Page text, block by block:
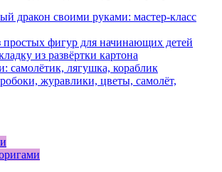
дракон своими руками: мастер-класс
простых фигур для начинающих детей
из развёртки картона
самолётик, лягушка, кораблик
журавлики, цветы, самолёт,